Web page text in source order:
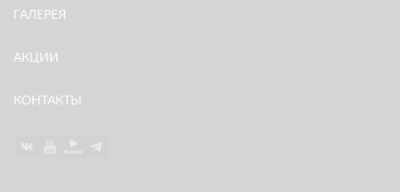
ГАЛЕРЕЯ
АКЦИИ
КОНТАКТЫ